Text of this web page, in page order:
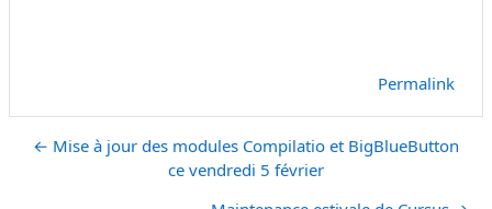
Permalink
← Mise à jour des modules Compilatio et BigBlueButton
ce vendredi 5 février